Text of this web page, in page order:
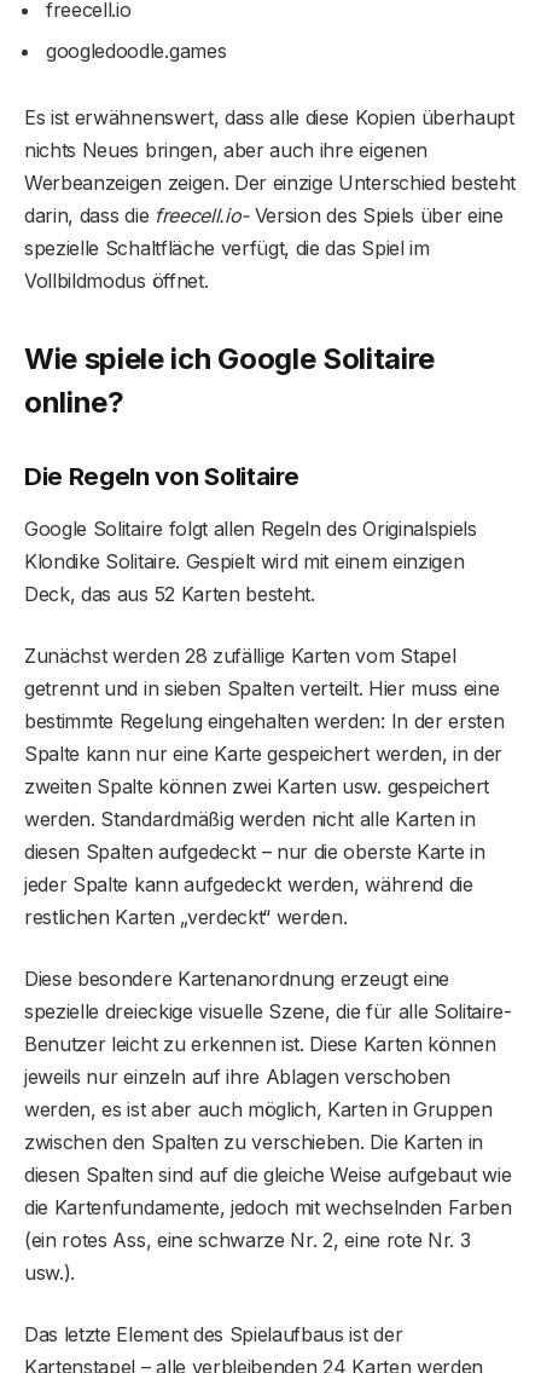
freecell.io
googledoodle.games
Es ist erwähnenswert, dass alle diese Kopien überhaupt
nichts Neues bringen, aber auch ihre eigenen
Werbeanzeigen zeigen. Der einzige Unterschied besteht
darin, dass die freecell.io-Version des Spiels über eine
spezielle Schaltfläche verfügt, die das Spiel im
Vollbildmodus öffnet.
Wie spiele ich Google Solitaire
online?
Die Regeln von Solitaire
Google Solitaire folgt allen Regeln des Originalspiels
Klondike Solitaire. Gespielt wird mit einem einzigen
Deck, das aus 52 Karten besteht.
Zunächst werden 28 zufällige Karten vom Stapel
getrennt und in sieben Spalten verteilt. Hier muss eine
bestimmte Regelung eingehalten werden: In der ersten
Spalte kann nur eine Karte gespeichert werden, in der
zweiten Spalte können zwei Karten usw. gespeichert
werden. Standardmäßig werden nicht alle Karten in
diesen Spalten aufgedeckt – nur die oberste Karte in
jeder Spalte kann aufgedeckt werden, während die
restlichen Karten „verdeckt“ werden.
Diese besondere Kartenanordnung erzeugt eine
spezielle dreieckige visuelle Szene, die für alle Solitaire-
Benutzer leicht zu erkennen ist. Diese Karten können
jeweils nur einzeln auf ihre Ablagen verschoben
werden, es ist aber auch möglich, Karten in Gruppen
zwischen den Spalten zu verschieben. Die Karten in
diesen Spalten sind auf die gleiche Weise aufgebaut wie
die Kartenfundamente, jedoch mit wechselnden Farben
(ein rotes Ass, eine schwarze Nr. 2, eine rote Nr. 3
usw.).
Das letzte Element des Spielaufbaus ist der
Kartenstapel – alle verbleibenden 24 Karten werden